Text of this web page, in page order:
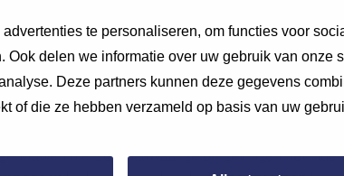
te personaliseren, om functies voor
Ook delen we informatie over uw gebruik van onze
Deze partners kunnen deze gegevens
of die ze hebben verzameld op basis van uw
zoals het geveloppervlak, het
voor de geluidwering is een grove indicatie.
gevel van een gebouw om geluid van buitenaf
die zich in lawaaiige omgevingen